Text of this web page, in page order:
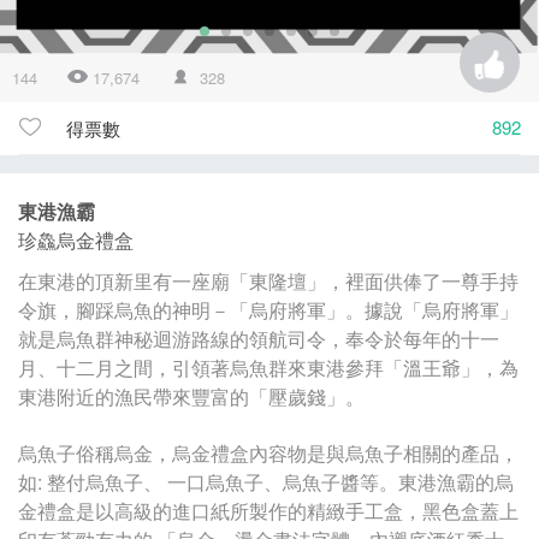
144 17,674 328
得票數 892
東港漁霸
珍鱻烏金禮盒
在東港的頂新里有一座廟「東隆壇」，裡面供俸了一尊手持
令旗，腳踩烏魚的神明－「烏府將軍」。據說「烏府將軍」
就是烏魚群神秘迴游路線的領航司令，奉令於每年的十一
月、十二月之間，引領著烏魚群來東港參拜「溫王爺」，為
東港附近的漁民帶來豐富的「壓歲錢」。
烏魚子俗稱烏金，烏金禮盒內容物是與烏魚子相關的產品，
如: 整付烏魚子、 一口烏魚子、烏魚子醬等。東港漁霸的烏
金禮盒是以高級的進口紙所製作的精緻手工盒，黑色盒蓋上